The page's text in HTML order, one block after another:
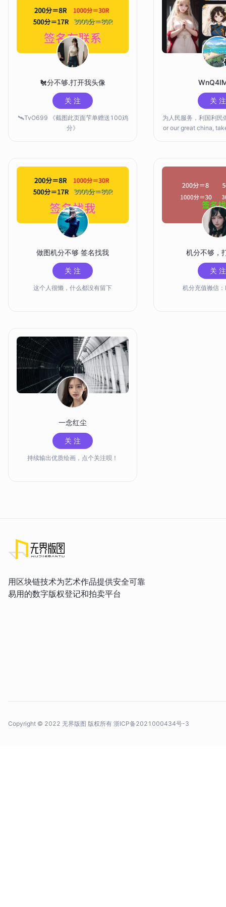
🐔分不够.打开我头像
关 注
🛰️TvO699 《截图此页面芐单赠送100鸡
分》
关 注
为人民服务，利国利
or our great china,
做图机分不够 签名找我
关 注
这个人很懒，什么都没有留下
机分不够，
关 注
机分充值嶶信
一念红尘
关 注
持续输出优质绘画，点个关注呗！
用区块链技术为艺术作品提供安全可靠
易用的数字版权登记和拍卖平台
Copyright © 2022 无界版图 版权所有 浙ICP备2021000434号-3